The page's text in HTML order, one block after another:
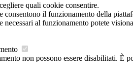
quali cookie consentire.
consentono il funzionamento della
necessari al funzionamento potete
non possono essere disabilitati. È